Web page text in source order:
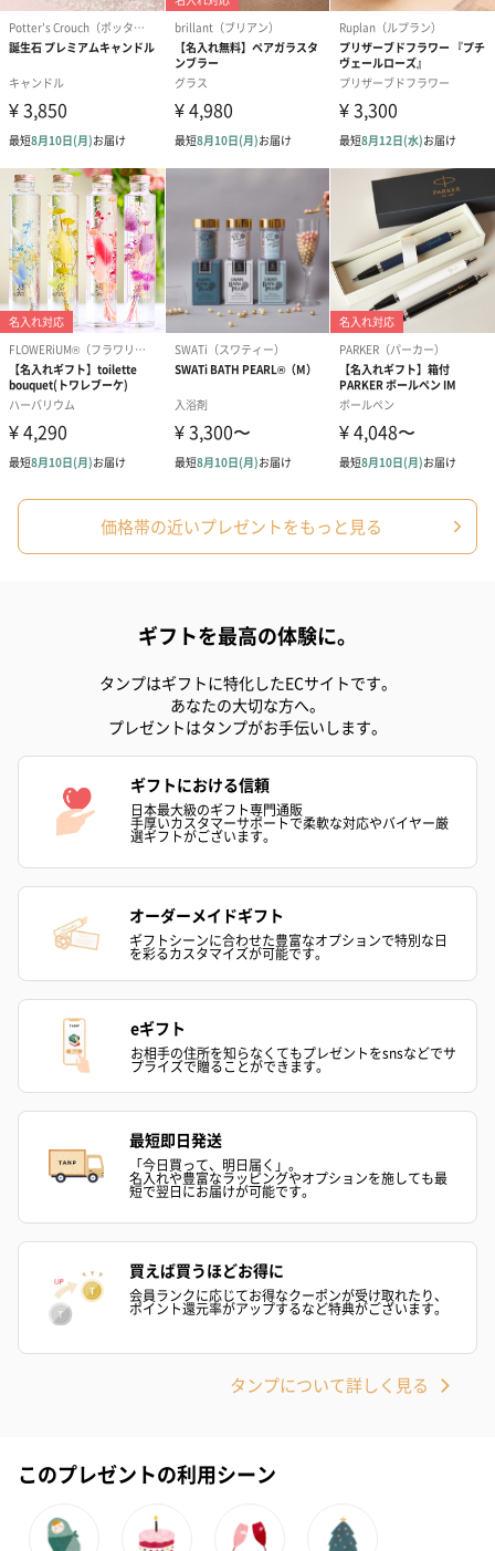
価格帯の近いプレゼントをもっと見る
ギフトを最高の体験に。
タンプはギフトに特化したECサイトです。
あなたの大切な方へ。
プレゼントはタンプがお手伝いします。
ギフトにおける信頼
日本最大級のギフト専門通販
手厚いカスタマーサポートで柔軟な対応やバイヤー厳
選ギフトがございます。
オーダーメイドギフト
ギフトシーンに合わせた豊富なオプションで特別な日
を彩るカスタマイズが可能です。
eギフト
お相手の住所を知らなくてもプレゼントをsnsなどでサ
プライズで贈ることができます。
最短即日発送
「今日買って、明日届く」。
名入れや豊富なラッピングやオプションを施しても最
短で翌日にお届けが可能です。
買えば買うほどお得に
会員ランクに応じてお得なクーポンが受け取れたり、
ポイント還元率がアップするなど特典がございます。
タンプについて詳しく見る
このプレゼントの利用シーン